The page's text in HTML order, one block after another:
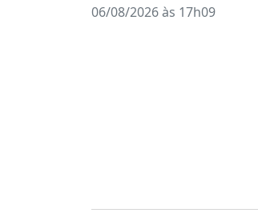
06/08/2026 às 17h09